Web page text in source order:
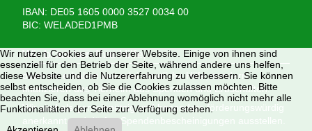
IBAN: DE05 1605 0000 3527 0034 00
BIC: WELADED1PMB
Wir brauchen Ihre Hilfe,
denn wir erhalten keinerlei staatliche Hilfe, sondern
finanzieren das Tierheim aus Spenden und Erbschaften.
Wir sind als gemeinnützig und besonders förderungswürdig
anerkannt und dürfen Spendenbescheinigungen ausstellen.
Wir nutzen Cookies auf unserer Website. Einige von ihnen sind
essenziell für den Betrieb der Seite, während andere uns helfen,
diese Website und die Nutzererfahrung zu verbessern. Sie können
selbst entscheiden, ob Sie die Cookies zulassen möchten. Bitte
beachten Sie, dass bei einer Ablehnung womöglich nicht mehr alle
Funktionalitäten der Seite zur Verfügung stehen.